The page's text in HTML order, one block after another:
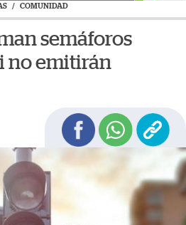
/ COMUNIDAD
semáforos
no emitirán